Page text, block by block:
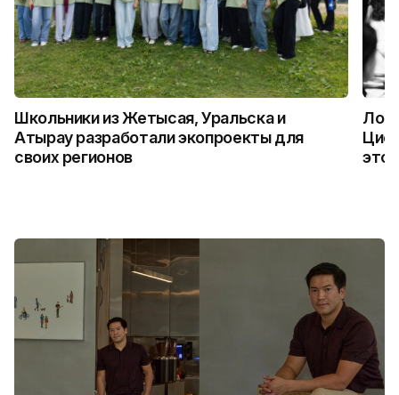
Школьники из Жетысая, Уральска и
Атырау разработали экопроекты для
своих регионов
это